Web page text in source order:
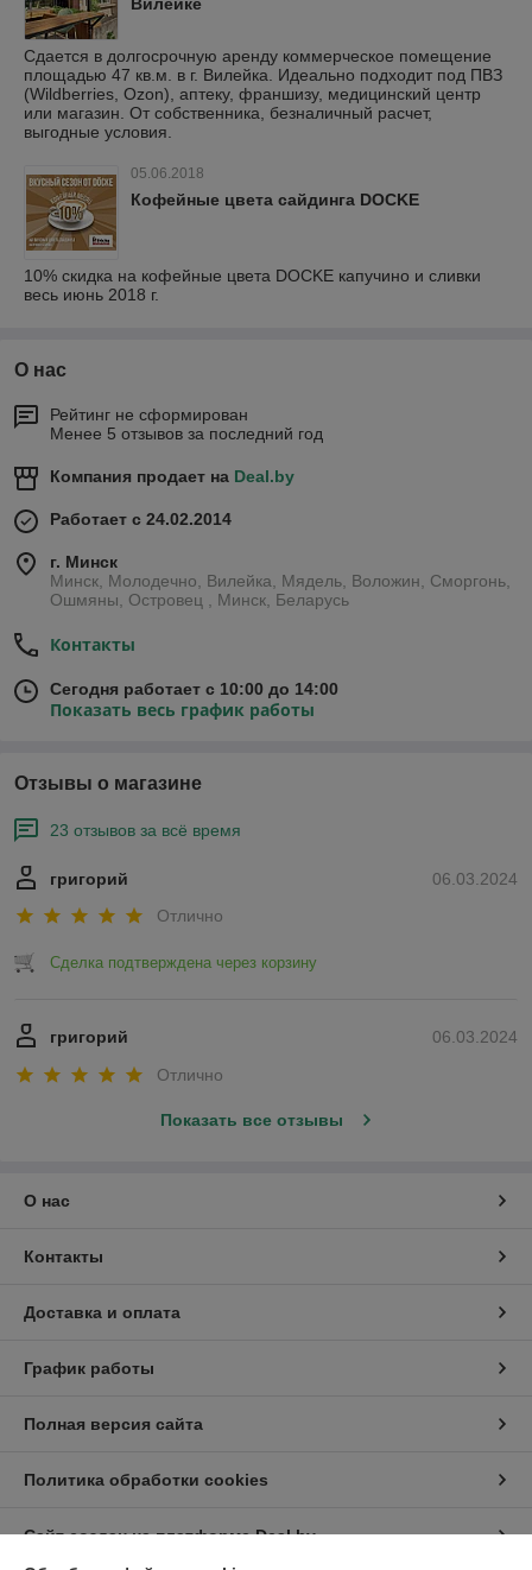
Сдается в долгосрочную аренду коммерческое помещение
площадью 47 кв.м. в г. Вилейка. Идеально подходит под ПВЗ
(Wildberries, Ozon), аптеку, франшизу, медицинский центр
или магазин. От собственника, безналичный расчет,
выгодные условия.
05.06.2018
Кофейные цвета сайдинга DOCKE
10% скидка на кофейные цвета DOCKE капучино и сливки
весь июнь 2018 г.
О нас
Рейтинг не сформирован
Менее 5 отзывов за последний год
Компания продает на Deal.by
Работает с 24.02.2014
г. Минск
Минск, Молодечно, Вилейка, Мядель, Воложин, Сморгонь,
Ошмяны, Островец , Минск, Беларусь
Контакты
Сегодня работает с 10:00 до 14:00
Показать весь график работы
Отзывы о магазине
23 отзывов за всё время
06.03.2024
григорий
Отлично
Сделка подтверждена через корзину
06.03.2024
григорий
Отлично
Показать все отзывы
О нас
Контакты
Доставка и оплата
График работы
Полная версия сайта
Политика обработки cookies
Сайт создан на платформе Deal.by